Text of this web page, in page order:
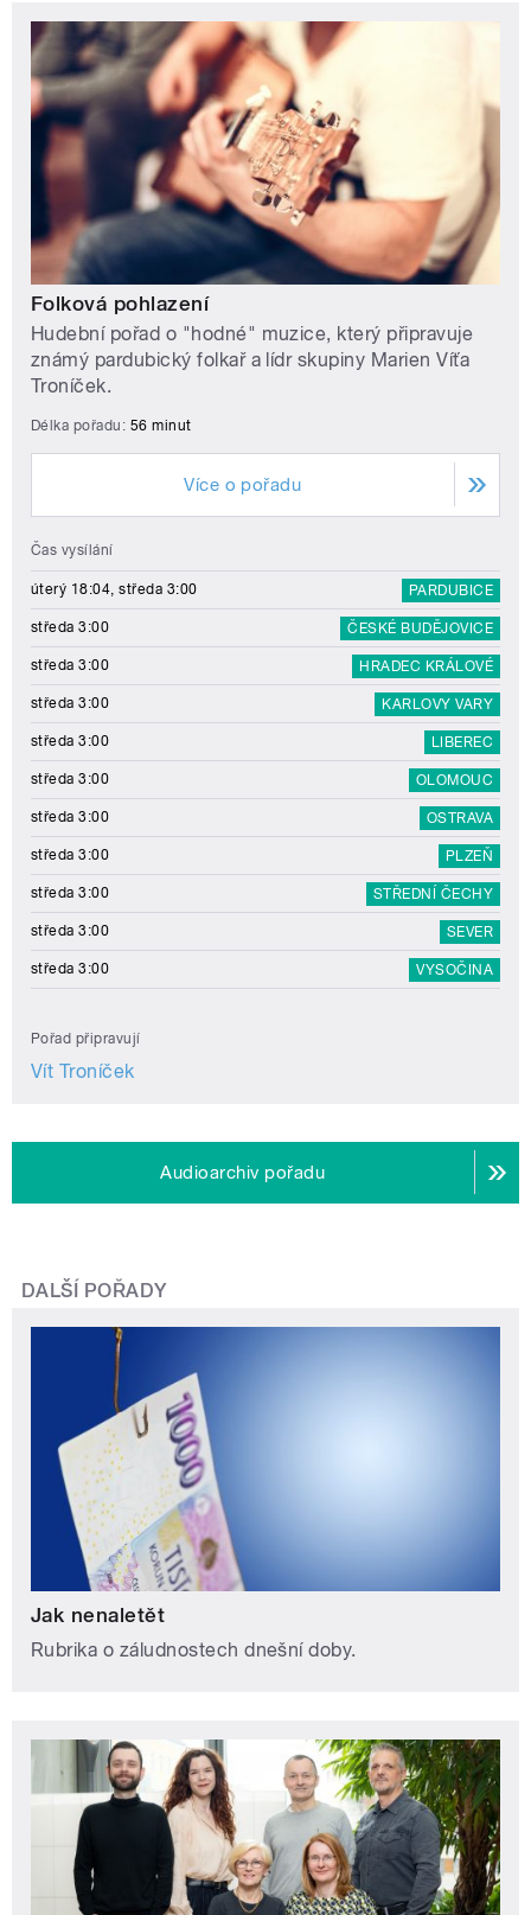
Folková pohlazení
Hudební pořad o "hodné" muzice, který připravuje
známý pardubický folkař a lídr skupiny Marien Víťa
Troníček.
Délka pořadu: 56 minut
Více o pořadu
Čas vysílání
úterý 18:04, středa 3:00 PARDUBICE
středa 3:00 ČESKÉ BUDĚJOVICE
středa 3:00 HRADEC KRÁLOVÉ
středa 3:00 KARLOVY VARY
středa 3:00 LIBEREC
středa 3:00 OLOMOUC
středa 3:00 OSTRAVA
středa 3:00 PLZEŇ
středa 3:00 STŘEDNÍ ČECHY
středa 3:00 SEVER
středa 3:00 VYSOČINA
Pořad připravují
Vít Troníček
Audioarchiv pořadu
DALŠÍ POŘADY
Jak nenaletět
Rubrika o záludnostech dnešní doby.